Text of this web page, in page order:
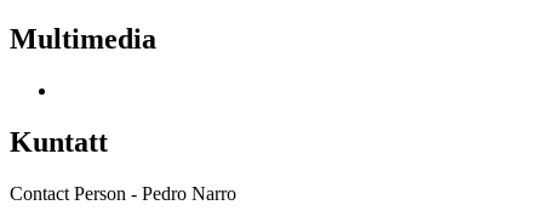
Multimedia
Kuntatt
Contact Person - Pedro Narro